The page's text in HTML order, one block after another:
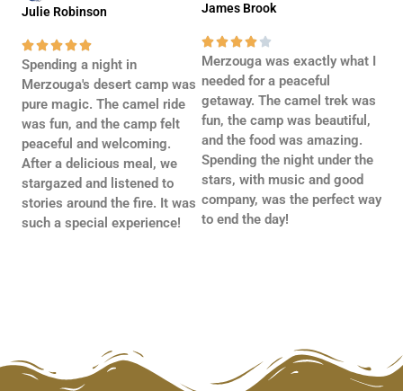
Julie Robinson

Spending a night in
Merzouga's desert camp was
pure magic. The camel ride
was fun, and the camp felt
peaceful and welcoming.
After a delicious meal, we
stargazed and listened to
stories around the fire. It was
such a special experience!
James Brook
 
Merzouga was exactly what I
needed for a peaceful
getaway. The camel trek was
fun, the camp was beautiful,
and the food was amazing.
Spending the night under the
stars, with music and good
company, was the perfect way
to end the day!